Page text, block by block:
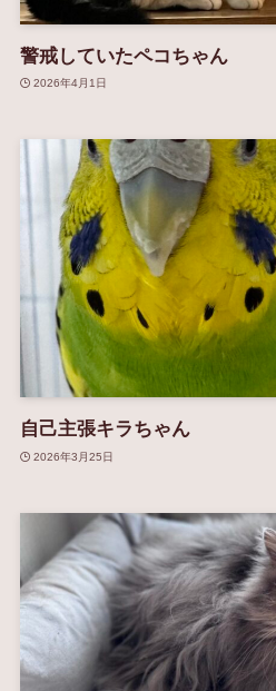
警戒していたペコちゃん
2026年4月1日
自己主張キラちゃん
2026年3月25日